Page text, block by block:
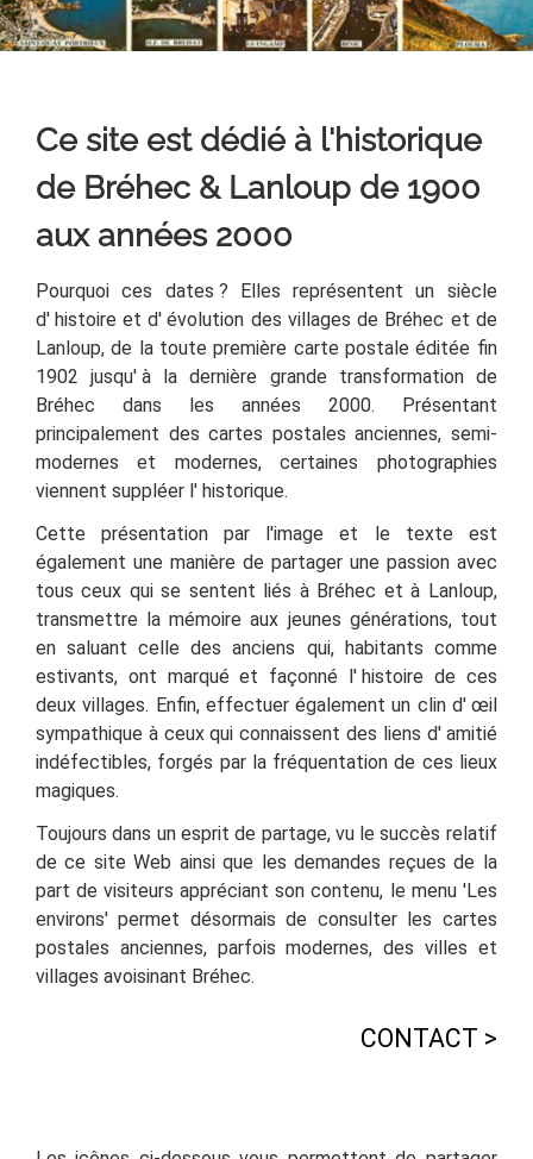
Ce site est dédié à l'historique
de Bréhec & Lanloup de 1900
aux années 2000
Pourquoi ces dates ? Elles représentent un siècle
d' histoire et d' évolution des villages de Bréhec et de
Lanloup, de la toute première carte postale éditée fin
1902 jusqu' à la dernière grande transformation de
Bréhec dans les années 2000. Présentant
principalement des cartes postales anciennes, semi-
modernes et modernes, certaines photographies
viennent suppléer l' historique.
Cette présentation par l'image et le texte est
également une manière de partager une passion avec
tous ceux qui se sentent liés à Bréhec et à Lanloup,
transmettre la mémoire aux jeunes générations, tout
en saluant celle des anciens qui, habitants comme
estivants, ont marqué et façonné l' histoire de ces
deux villages. Enfin, effectuer également un clin d' œil
sympathique à ceux qui connaissent des liens d' amitié
indéfectibles, forgés par la fréquentation de ces lieux
magiques.
Toujours dans un esprit de partage, vu le succès relatif
de ce site Web ainsi que les demandes reçues de la
part de visiteurs appréciant son contenu, le menu 'Les
environs' permet désormais de consulter les cartes
postales anciennes, parfois modernes, des villes et
villages avoisinant Bréhec.
CONTACT >